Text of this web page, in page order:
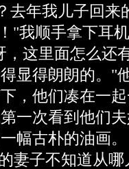
去年我儿子回来
"我顺手拿下耳
这里面怎么还
显得朗朗的。"
，他们凑在一
一次看到他们
幅古朴的油画。
子不知道从哪